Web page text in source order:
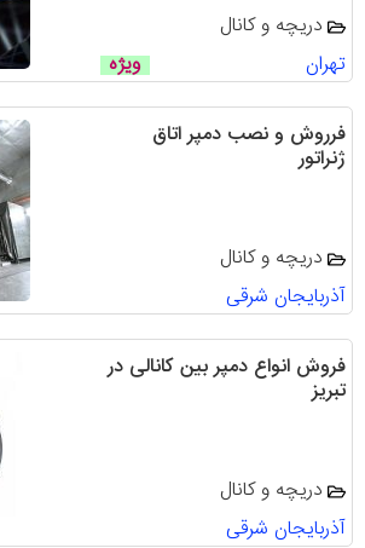
دریچه و کانال
تهران
ویژه
فرروش و نصب دمپر اتاق
ژنراتور
دریچه و کانال
آذربایجان شرقی
فروش انواع دمپر بین کانالی در
تبریز
دریچه و کانال
آذربایجان شرقی